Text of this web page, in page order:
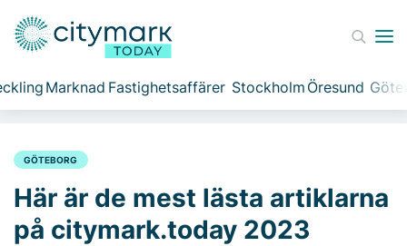
Marknad Fastighetsaffärer Stockholm Öresund
GÖTEBORG
Här är de mest lästa artiklarna
på citymark.today 2023